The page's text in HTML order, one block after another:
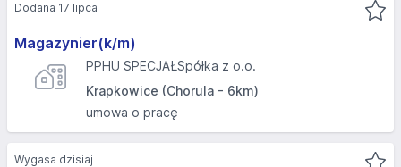
Magazynier(k/m)
PPHU SPECJAŁSpółka z o.o.
Krapkowice (Chorula - 6km)
umowa o pracę
Dodana 17 lipca
Wygasa dzisiaj